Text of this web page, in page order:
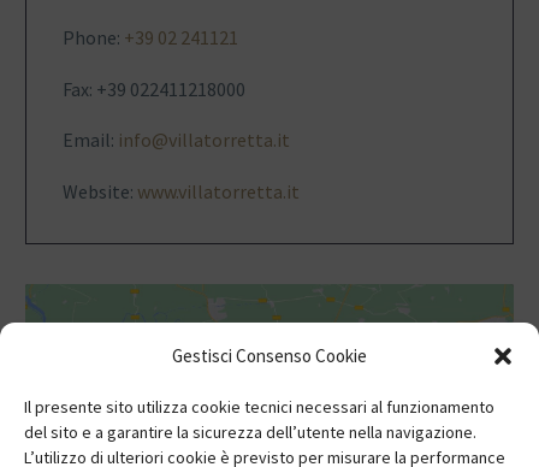
Gestisci Consenso Cookie
Il presente sito utilizza cookie tecnici necessari al funzionamento
del sito e a garantire la sicurezza dell’utente nella navigazione.
L’utilizzo di ulteriori cookie è previsto per misurare la performance
Phone: +39 02 241121
Fax: +39 022411218000
Email: info@villatorretta.it
Website: www.villatorretta.it
Fai clic per accettare i cookie marketing e